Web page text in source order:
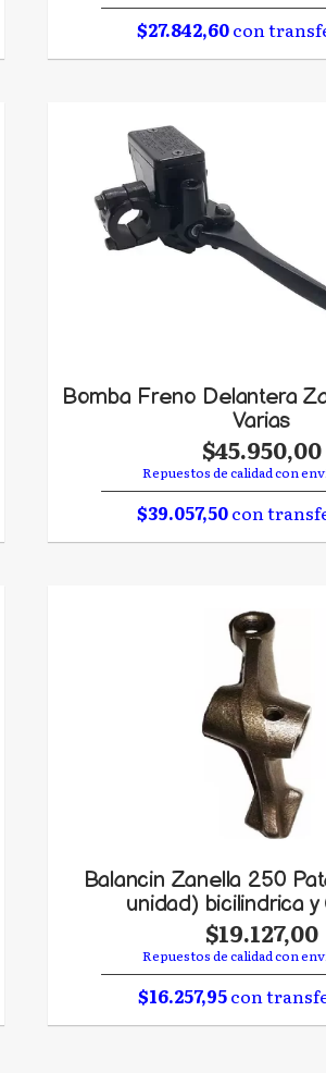
$27.842,60con
Bomba Freno Delantera
Varias
$45.950,00
Repuestos de calidad con
$39.057,50con
Balancin Zanella 250
unidad) bicilindrica y
$19.127,00
Repuestos de calidad con
$16.257,95con